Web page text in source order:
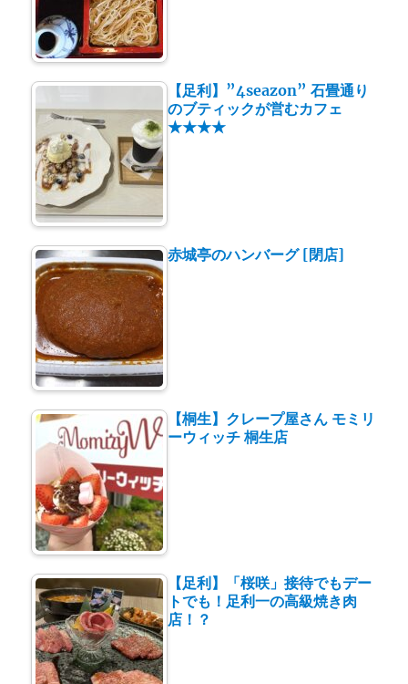
【足利】”4seazon” 石畳通り
のブティックが営むカフェ
★★★★
赤城亭のハンバーグ [閉店]
【桐生】クレープ屋さん モミリ
ーウィッチ 桐生店
【足利】「桜咲」接待でもデー
トでも！足利一の高級焼き肉
店！？